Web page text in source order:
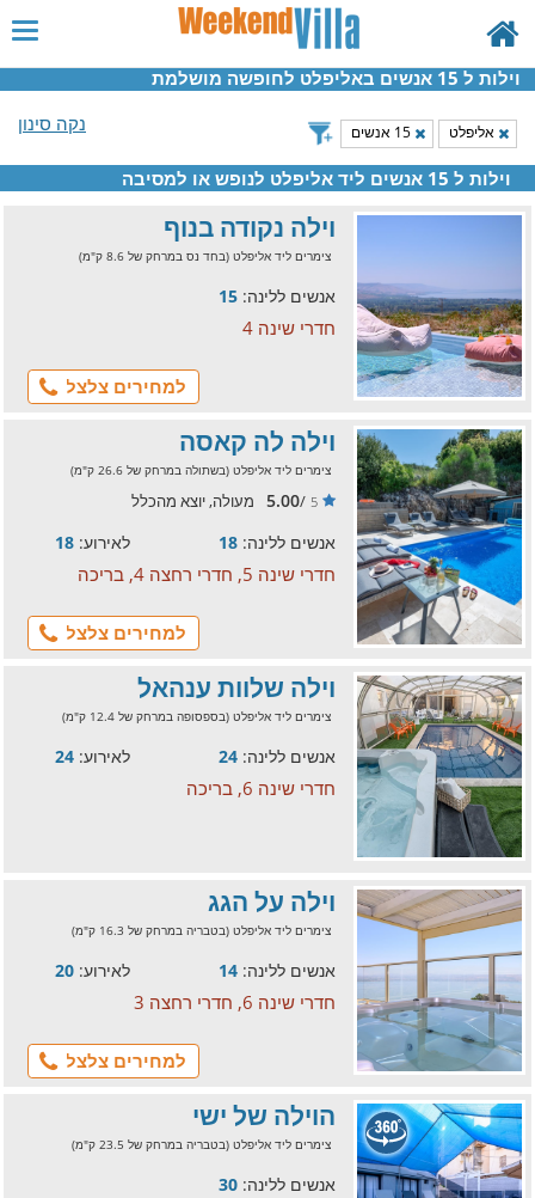
וילות ל 15 אנשים באליפלט לחופשה מושלמת
נקה סינון
אליפלט 15 אנשים
וילות ל 15 אנשים ליד אליפלט לנופש או למסיבה
וילה נקודה בנוף
צימרים ליד אליפלט (בחד נס במרחק של 8.6 ק"מ)
אנשים ללינה: 15
חדרי שינה 4
למחירים צלצל
וילה לה קאסה
צימרים ליד אליפלט (בשתולה במרחק של 26.6 ק"מ)
5
/
5.00 מעולה, יוצא מהכלל
אנשים ללינה: 18 לאירוע: 18
חדרי שינה 5, חדרי רחצה 4, בריכה
למחירים צלצל
וילה שלוות ענהאל
צימרים ליד אליפלט (בספסופה במרחק של 12.4 ק"מ)
אנשים ללינה: 24 לאירוע: 24
חדרי שינה 6, בריכה
וילה על הגג
צימרים ליד אליפלט (בטבריה במרחק של 16.3 ק"מ)
אנשים ללינה: 14 לאירוע: 20
חדרי שינה 6, חדרי רחצה 3
למחירים צלצל
הוילה של ישי
צימרים ליד אליפלט (בטבריה במרחק של 23.5 ק"מ)
אנשים ללינה: 30